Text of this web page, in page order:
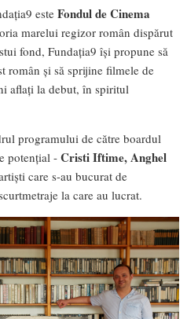
este Fondul de Cinema
marelui regizor român dispărut
fond, Fundația9 își propune să
român și să sprijine filmele de
aflați la debut, în spiritul
programului de către boardul
potențial - Cristi Iftime, Anghel
care s-au bucurat de
la care au lucrat.